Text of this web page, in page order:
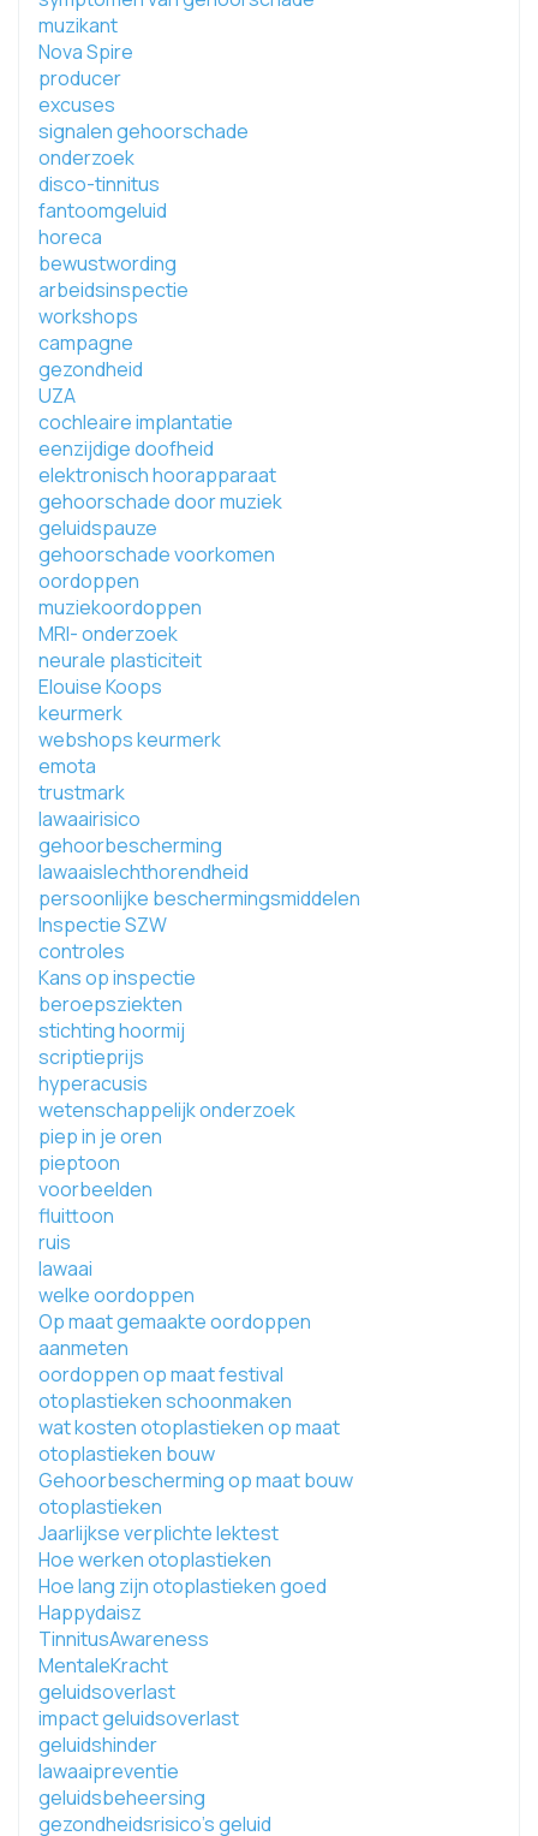
muzikant
Nova Spire
producer
excuses
signalen gehoorschade
onderzoek
disco-tinnitus
fantoomgeluid
horeca
bewustwording
arbeidsinspectie
workshops
campagne
gezondheid
UZA
cochleaire implantatie
eenzijdige doofheid
elektronisch hoorapparaat
gehoorschade door muziek
geluidspauze
gehoorschade voorkomen
oordoppen
muziekoordoppen
MRI- onderzoek
neurale plasticiteit
Elouise Koops
keurmerk
webshops keurmerk
emota
trustmark
lawaairisico
gehoorbescherming
lawaaislechthorendheid
persoonlijke beschermingsmiddelen
Inspectie SZW
controles
Kans op inspectie
beroepsziekten
stichting hoormij
scriptieprijs
hyperacusis
wetenschappelijk onderzoek
piep in je oren
pieptoon
voorbeelden
fluittoon
ruis
lawaai
welke oordoppen
Op maat gemaakte oordoppen
aanmeten
oordoppen op maat festival
otoplastieken schoonmaken
wat kosten otoplastieken op maat
otoplastieken bouw
Gehoorbescherming op maat bouw
otoplastieken
Jaarlijkse verplichte lektest
Hoe werken otoplastieken
Hoe lang zijn otoplastieken goed
Happydaisz
TinnitusAwareness
MentaleKracht
geluidsoverlast
impact geluidsoverlast
geluidshinder
lawaaipreventie
geluidsbeheersing
gezondheidsrisico's geluid